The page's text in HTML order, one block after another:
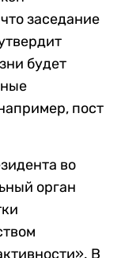
заседание
будет
пост
во
орган
В